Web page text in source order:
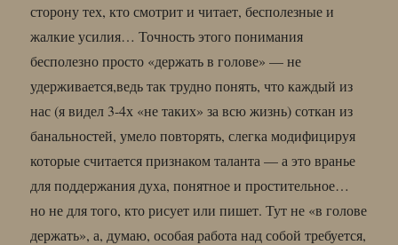
сторону тех, кто смотрит и читает, бесполезные и
жалкие усилия… Точность этого понимания
бесполезно просто «держать в голове» — не
удерживается,ведь так трудно понять, что каждый из
нас (я видел 3-4х «не таких» за всю жизнь) соткан из
банальностей, умело повторять, слегка модифицируя
которые считается признаком таланта — а это вранье
для поддержания духа, понятное и простительное…
но не для того, кто рисует или пишет. Тут не «в голове
держать», а, думаю, особая работа над собой требуется,